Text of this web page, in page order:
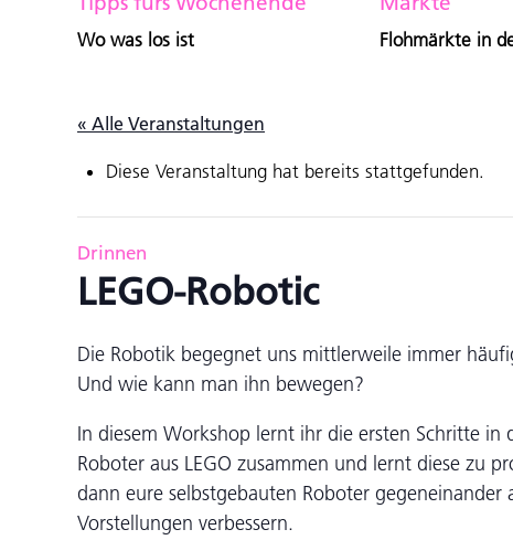
Wo was los ist Flohmärkte in
« Alle Veranstaltungen
Diese Veranstaltung hat bereits stattgefunden.
Drinnen
LEGO-Robotic
Die Robotik begegnet uns mittlerweile immer
Und wie kann man ihn bewegen?
In diesem Workshop lernt ihr die ersten Schritte
Roboter aus LEGO zusammen und lernt diese zu
dann eure selbstgebauten Roboter
Vorstellungen verbessern.